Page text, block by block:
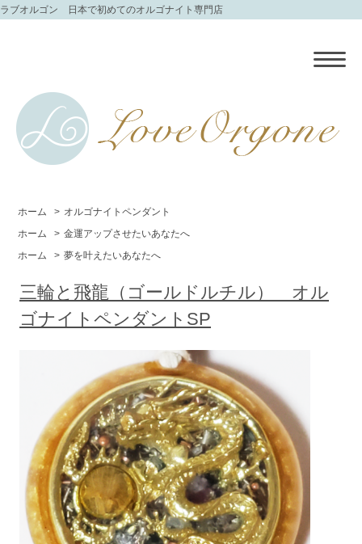
ラブオルゴン 日本で初めてのオルゴナイト専門店
ホーム > オルゴナイトペンダント
ホーム
> 金運アップさせたいあなたへ
ホーム
> 夢を叶えたいあなたへ
三輪と飛龍（ゴールドルチル） オル
ゴナイトペンダントSP